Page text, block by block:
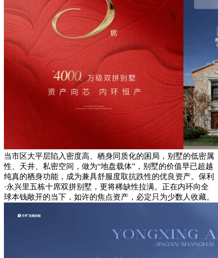
当市区大平层陷入密度高、栖身同质化的困局，别墅的低密属
性、天井、私密空间，做为“地盘载体”，别墅的价值早已超越
纯真的栖身功能，成为兼具舒服度取抗跌性的优良资产。保利
·永兴里五栋十席双拼别墅，更将稀缺性拉满。正在内环向全
球本钱敞开的当下，如许的焦点资产，必定只为少数人收藏。